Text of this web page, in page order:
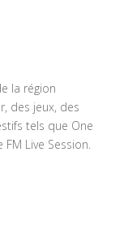
la région
des jeux, des
tels que One
Live Session.